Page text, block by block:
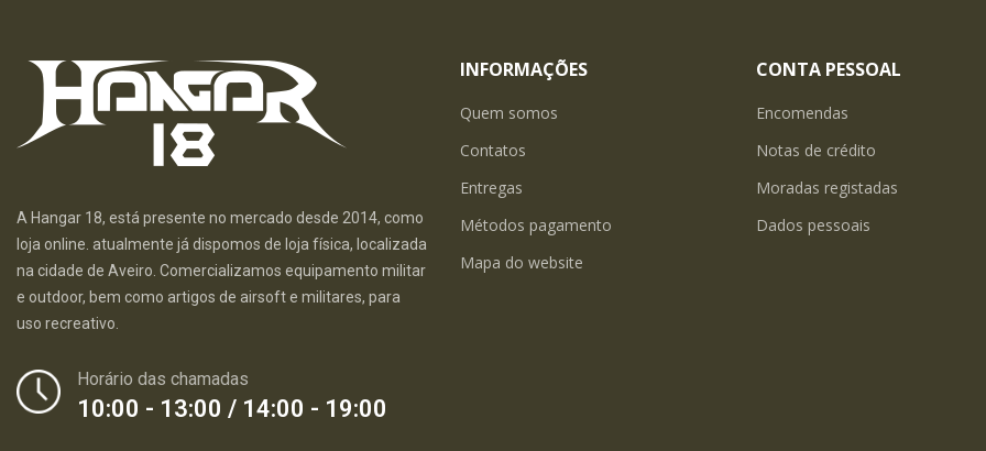
A Hangar 18, está presente no mercado desde 2014, como
loja online. atualmente já dispomos de loja física, localizada
na cidade de Aveiro. Comercializamos equipamento militar
e outdoor, bem como artigos de airsoft e militares, para
uso recreativo.
Horário das chamadas
10:00 - 13:00 / 14:00 - 19:00
INFORMAÇÕES
Quem somos
Contatos
Entregas
Métodos pagamento
Mapa do website
CONTA PESSOAL
Encomendas
Notas de crédito
Moradas registadas
Dados pessoais